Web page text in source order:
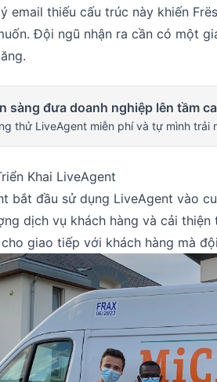
email thiếu cấu trúc này khiến
Đội ngũ nhận ra cần có một
sàng đưa doanh nghiệp lên tầm
thử LiveAgent miễn phí và tự mình trải
Khai LiveAgent
bắt đầu sử dụng LiveAgent vào
dịch vụ khách hàng và cải
giao tiếp với khách hàng mà